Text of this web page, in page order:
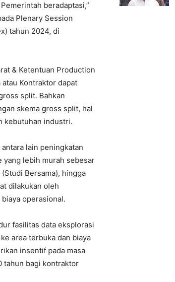
beradaptasi,”
Plenary Session
tahun 2024, di
& Ketentuan Production
Kontraktor dapat
split. Bahkan
skema gross split, hal
kebutuhan industri.
lain peningkatan
yang lebih murah sebesar
Bersama), hingga
dilakukan oleh
operasional.
fasilitas data eksplorasi
area terbuka dan biaya
insentif pada masa
tahun bagi kontraktor